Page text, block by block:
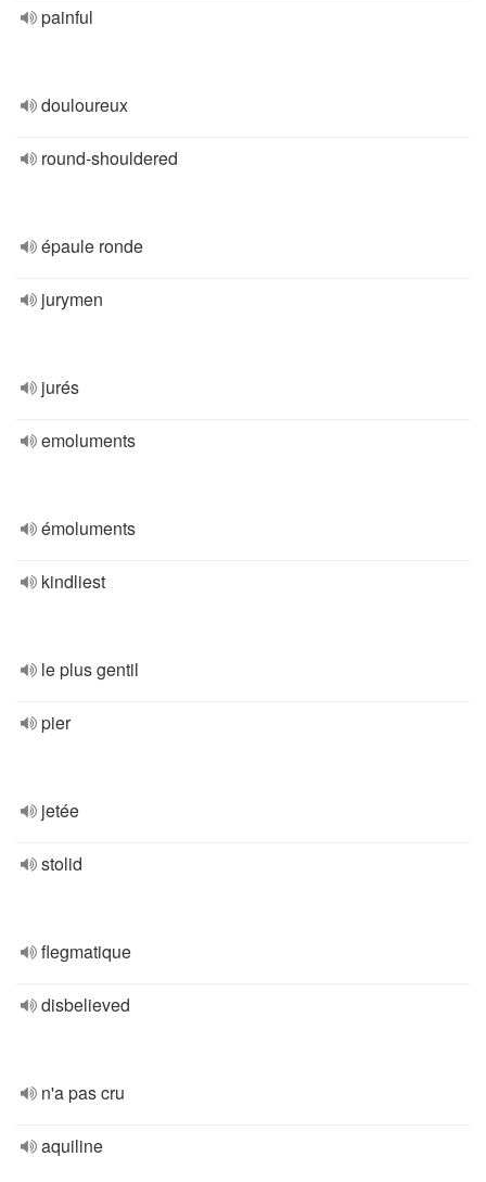
painful
douloureux
round-shouldered
épaule ronde
jurymen
jurés
emoluments
émoluments
kindliest
le plus gentil
pier
jetée
stolid
flegmatique
disbelieved
n'a pas cru
aquiline